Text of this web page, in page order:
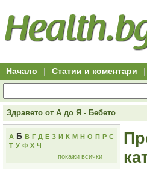
Всички
офети
за
Hitro.bg
Всички
оферти
Hitro.bg
Всички
оферти
Hitro.bg
пазаруване
изгодни
оферти
50+
начало
Клуб
Начало | Статии и коментари |
Здравето от А до Я - Бебето
А Б В Г Д Е З И К М Н О П Р С
Т У Ф Х Ч
покажи всички